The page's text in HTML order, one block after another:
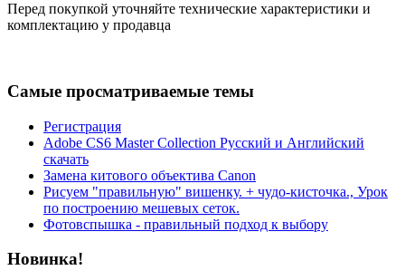
Перед покупкой уточняйте технические характеристики и
комплектацию у продавца
Самые просматриваемые темы
Регистрация
Adobe CS6 Master Collection Русский и Английский
скачать
Замена китового объектива Canon
Рисуем "правильную" вишенку. + чудо-кисточка., Урок
по построению мешевых сеток.
Фотовспышка - правильный подход к выбору
Новинка!